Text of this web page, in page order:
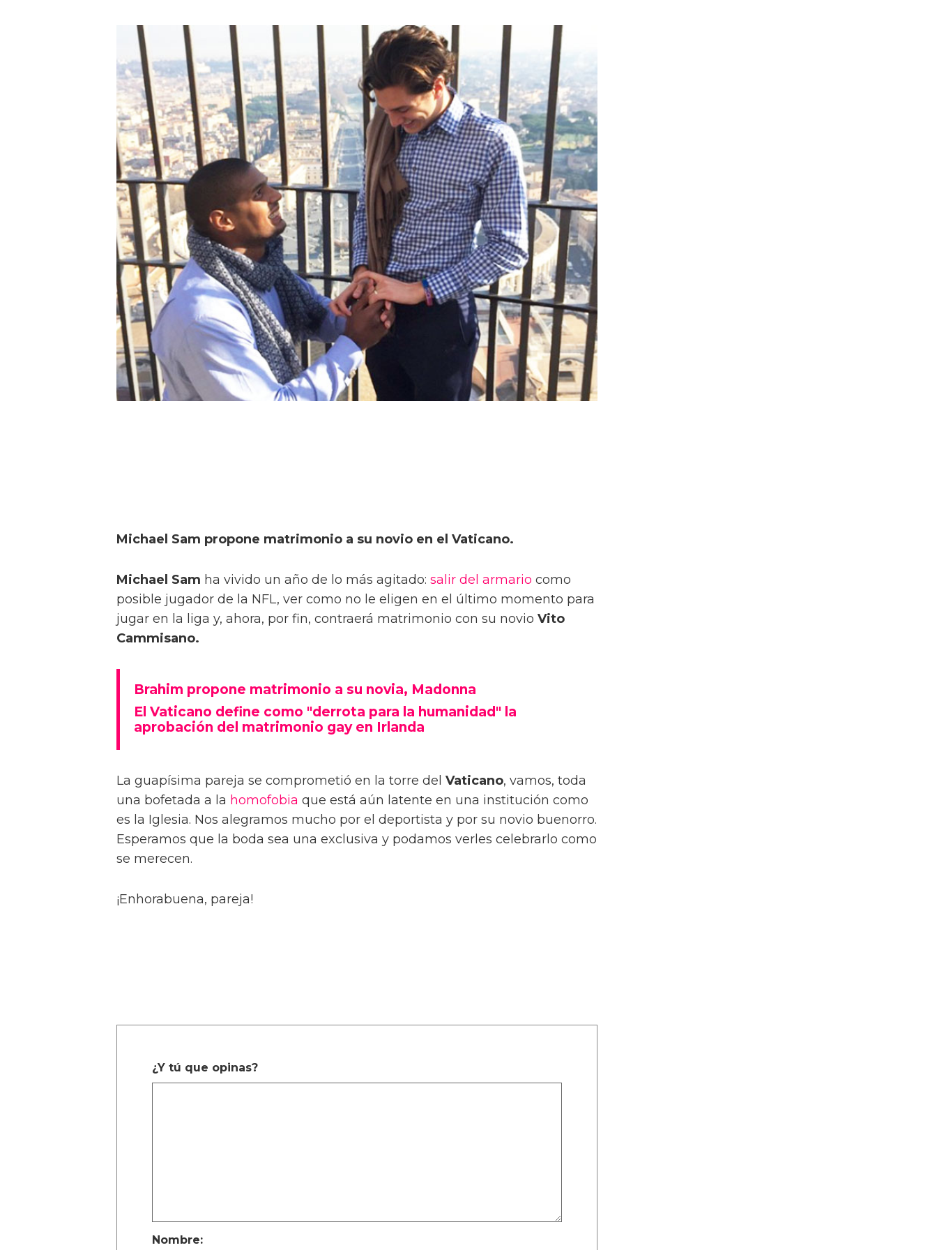
Michael Sam propone matrimonio a su novio en el Vaticano.
Michael Sam ha vivido un año de lo más agitado: salir del armario como
posible jugador de la NFL, ver como no le eligen en el último momento para
jugar en la liga y, ahora, por fin, contraerá matrimonio con su novio Vito
Cammisano.
Brahim propone matrimonio a su novia, Madonna
El Vaticano define como "derrota para la humanidad" la
aprobación del matrimonio gay en Irlanda
La guapísima pareja se comprometió en la torre del Vaticano, vamos, toda
una bofetada a la homofobia que está aún latente en una institución como
es la Iglesia. Nos alegramos mucho por el deportista y por su novio buenorro.
Esperamos que la boda sea una exclusiva y podamos verles celebrarlo como
se merecen.
¡Enhorabuena, pareja!
¿Y tú que opinas?
Nombre: